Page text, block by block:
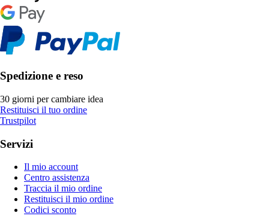
Spedizione e reso
30 giorni per cambiare idea
Restituisci il tuo ordine
Trustpilot
Servizi
Il mio account
Centro assistenza
Traccia il mio ordine
Restituisci il mio ordine
Codici sconto